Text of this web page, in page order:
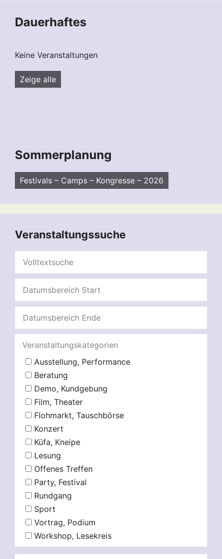
Dauerhaftes
Keine Veranstaltungen
Zeige alle
Sommerplanung
Festivals – Camps – Kongresse – 2026
Veranstaltungssuche
Veranstaltungskategorien
Ausstellung, Performance
Beratung
Demo, Kundgebung
Film, Theater
Flohmarkt, Tauschbörse
Konzert
Küfa, Kneipe
Lesung
Offenes Treffen
Party, Festival
Rundgang
Sport
Vortrag, Podium
Workshop, Lesekreis